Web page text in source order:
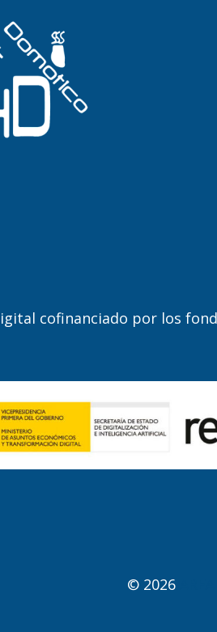
cofinanciado por los
© 2026